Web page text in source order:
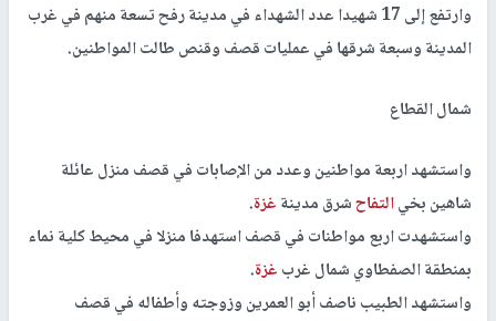
وارتفع إلى 17 شهيدا عدد الشهداء في مدينة رفح تسعة منهم في غرب
المدينة وسبعة شرقها في عمليات قصف وقنص طالت المواطنين.
شمال القطاع
واستشهد اربعة مواطنين وعدد من الإصابات في قصف منزل عائلة
شاهين بخيالتفاحشرق مدينةغزة.
واستشهدت اربع مواطنات في قصف استهدفا منزلا في محيط كلية نماء
بمنطقة الصفطاوي شمال غربغزة.
واستشهد الطبيب ناصف أبو العمرين وزوجته وأطفاله في قصف